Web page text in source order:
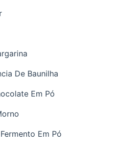
De Baunilha
Em Pó
Em Pó